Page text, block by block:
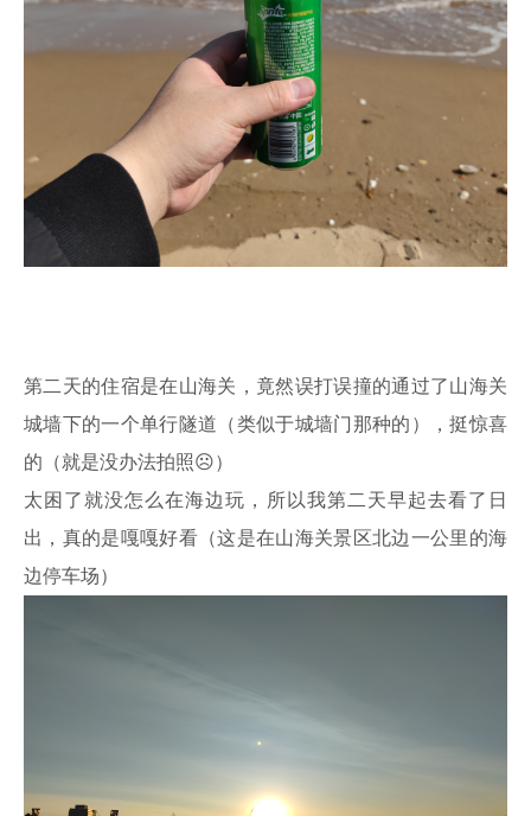
第二天的住宿是在山海关，竟然误打误撞的通过了山海关
城墙下的一个单行隧道（类似于城墙门那种的），挺惊喜
的（就是没办法拍照☹）
太困了就没怎么在海边玩，所以我第二天早起去看了日
出，真的是嘎嘎好看（这是在山海关景区北边一公里的海
边停车场）